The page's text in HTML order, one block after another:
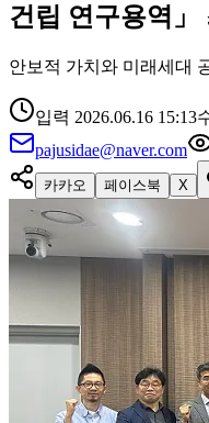
건립 연구용역」
안보적 가치와 미래세대
입력 2026.06.16 15:13
pajusidae@naver.com
카카오 페이스북 X